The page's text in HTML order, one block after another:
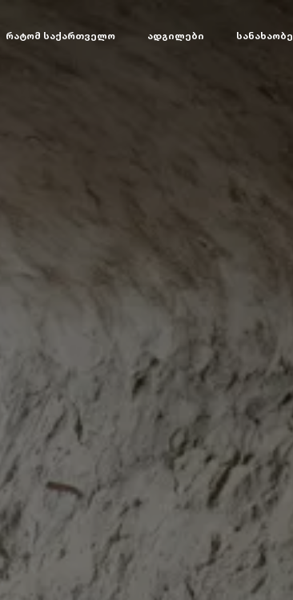
რატომ საქართველო ადგილები